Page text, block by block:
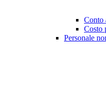
Conto
Costo
Personale